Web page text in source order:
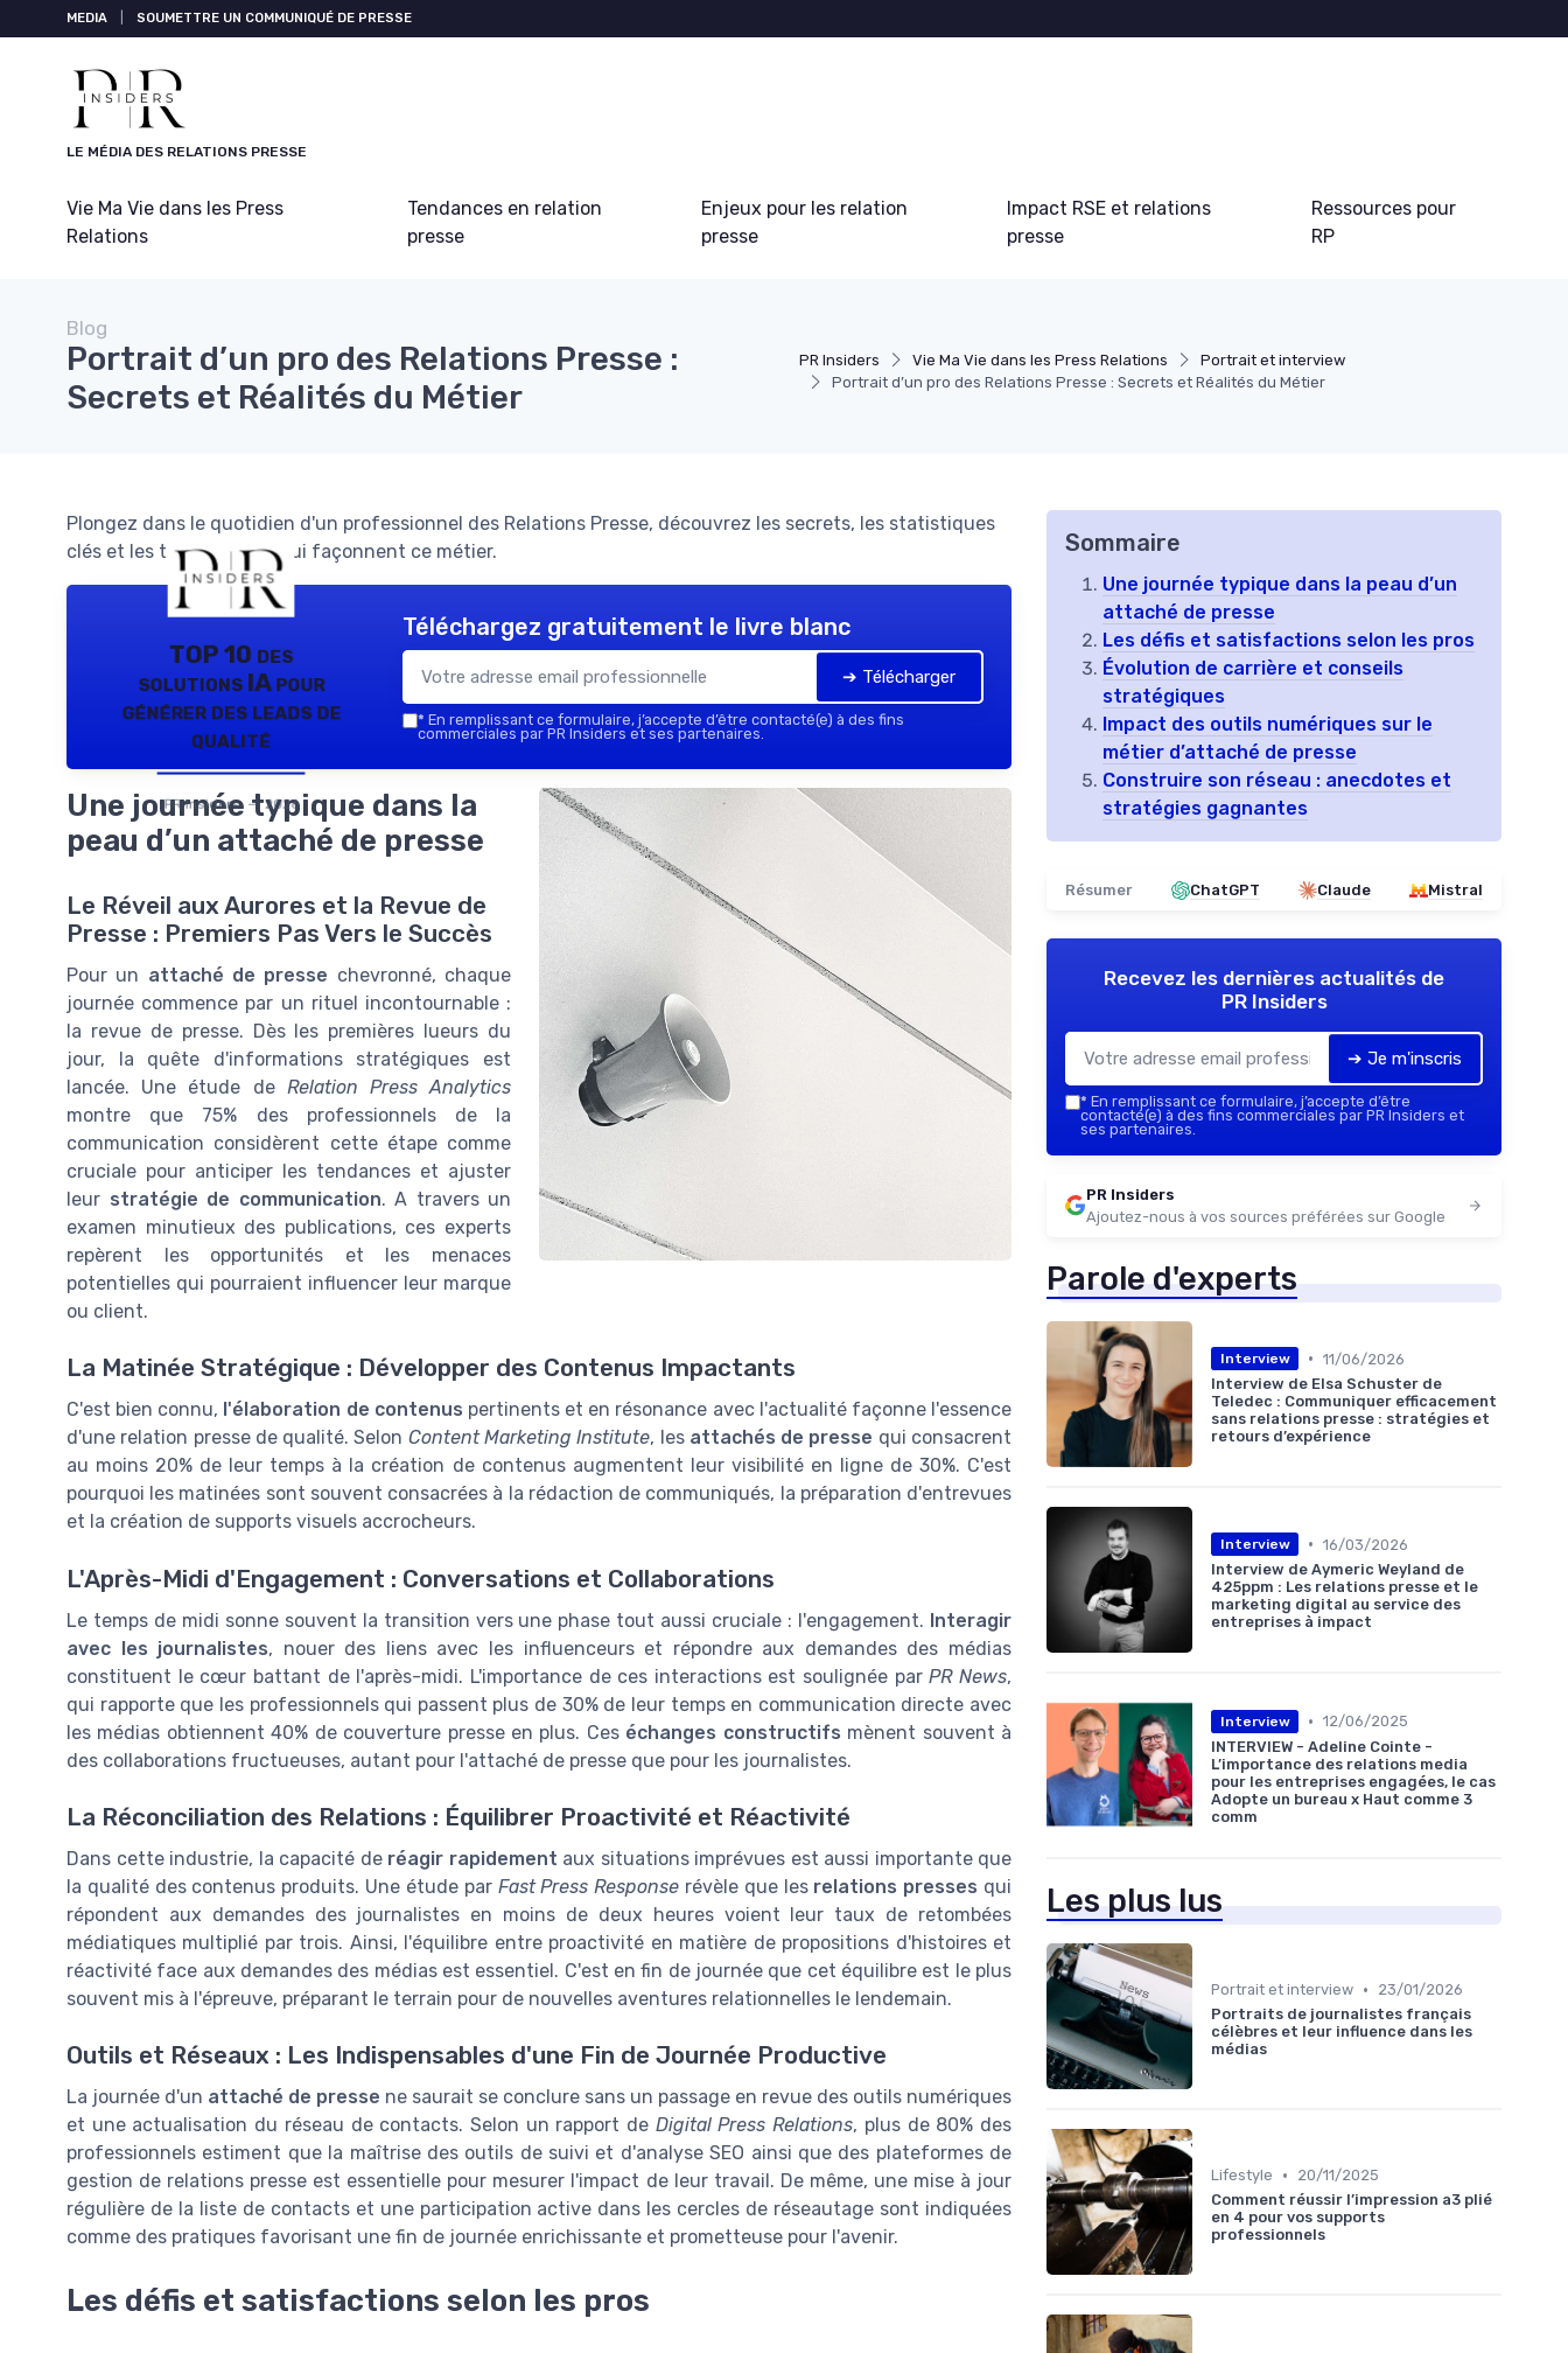
MEDIA SOUMETTRE UN COMMUNIQUÉ DE PRESSE
LE MÉDIA DES RELATIONS PRESSE
Vie Ma Vie dans les Press
Relations
Tendances en relation
presse
Enjeux pour les relation
presse
Impact RSE et relations
presse
Ressources pour
RP
PR Insiders Vie Ma Vie dans les Press Relations
Portrait et interview
Portrait d’un pro des Relations Presse : Secrets et Réalités du Métier
Blog
Portrait d’un pro des Relations Presse :
Secrets et Réalités du Métier
Plongez dans le quotidien d'un professionnel des Relations Presse, découvrez les secrets, les statistiques
clés et les témoignages qui façonnent ce métier.
TOP 10 des
solutions IA pour
générer des leads de
qualité
PR Insiders — 2026
Téléchargez gratuitement le livre blanc
➔ Télécharger
* En remplissant ce formulaire, j’accepte d’être contacté(e) à des fins
commerciales par PR Insiders et ses partenaires.
Une journée typique dans la
peau d’un attaché de presse
Le Réveil aux Aurores et la Revue de
Presse : Premiers Pas Vers le Succès
Pour un attaché de presse chevronné, chaque
journée commence par un rituel incontournable :
la revue de presse. Dès les premières lueurs du
jour, la quête d'informations stratégiques est
lancée. Une étude de Relation Press Analytics
montre que 75% des professionnels de la
communication considèrent cette étape comme
cruciale pour anticiper les tendances et ajuster
leur stratégie de communication. A travers un
examen minutieux des publications, ces experts
repèrent les opportunités et les menaces
potentielles qui pourraient influencer leur marque
ou client.
La Matinée Stratégique : Développer des Contenus Impactants
C'est bien connu, l'élaboration de contenus pertinents et en résonance avec l'actualité façonne l'essence
d'une relation presse de qualité. Selon Content Marketing Institute, les attachés de presse qui consacrent
au moins 20% de leur temps à la création de contenus augmentent leur visibilité en ligne de 30%. C'est
pourquoi les matinées sont souvent consacrées à la rédaction de communiqués, la préparation d'entrevues
et la création de supports visuels accrocheurs.
L'Après-Midi d'Engagement : Conversations et Collaborations
Le temps de midi sonne souvent la transition vers une phase tout aussi cruciale : l'engagement. Interagir
avec les journalistes, nouer des liens avec les influenceurs et répondre aux demandes des médias
constituent le cœur battant de l'après-midi. L'importance de ces interactions est soulignée parPR News,
qui rapporte que les professionnels qui passent plus de 30% de leur temps en communication directe avec
les médias obtiennent 40% de couverture presse en plus. Ces échanges constructifs mènent souvent à
des collaborations fructueuses, autant pour l'attaché de presse que pour les journalistes.
La Réconciliation des Relations : Équilibrer Proactivité et Réactivité
Dans cette industrie, la capacité de réagir rapidement aux situations imprévues est aussi importante que
la qualité des contenus produits. Une étude par Fast Press Response révèle que les relations presses qui
répondent aux demandes des journalistes en moins de deux heures voient leur taux de retombées
médiatiques multiplié par trois. Ainsi, l'équilibre entre proactivité en matière de propositions d'histoires et
réactivité face aux demandes des médias est essentiel. C'est en fin de journée que cet équilibre est le plus
souvent mis à l'épreuve, préparant le terrain pour de nouvelles aventures relationnelles le lendemain.
Outils et Réseaux : Les Indispensables d'une Fin de Journée Productive
La journée d'un attaché de presse ne saurait se conclure sans un passage en revue des outils numériques
et une actualisation du réseau de contacts. Selon un rapport de Digital Press Relations, plus de 80% des
professionnels estiment que la maîtrise des outils de suivi et d'analyse SEO ainsi que des plateformes de
gestion de relations presse est essentielle pour mesurer l'impact de leur travail. De même, une mise à jour
régulière de la liste de contacts et une participation active dans les cercles de réseautage sont indiquées
comme des pratiques favorisant une fin de journée enrichissante et prometteuse pour l'avenir.
Les défis et satisfactions selon les pros
Sommaire
Une journée typique dans la peau d’un
attaché de presse
Les défis et satisfactions selon les pros
Évolution de carrière et conseils
stratégiques
Impact des outils numériques sur le
métier d’attaché de presse
Construire son réseau : anecdotes et
stratégies gagnantes
Résumer ChatGPT Claude Mistral
Recevez les dernières actualités de
PR Insiders
➔ Je m'inscris
* En remplissant ce formulaire, j’accepte d’être
contacté(e) à des fins commerciales par PR Insiders et
ses partenaires.
PR Insiders
Ajoutez-nous à vos sources préférées sur Google
Parole d'experts
Interview • 11/06/2026
Interview de Elsa Schuster de
Teledec : Communiquer efficacement
sans relations presse : stratégies et
retours d’expérience
Interview • 16/03/2026
Interview de Aymeric Weyland de
425ppm : Les relations presse et le
marketing digital au service des
entreprises à impact
Interview • 12/06/2025
INTERVIEW - Adeline Cointe -
L’importance des relations media
pour les entreprises engagées, le cas
Adopte un bureau x Haut comme 3
comm
Les plus lus
Portrait et interview •
23/01/2026
Portraits de journalistes français
célèbres et leur influence dans les
médias
Lifestyle •
20/11/2025
Comment réussir l’impression a3 plié
en 4 pour vos supports
professionnels
Panneau de gestion des cookies